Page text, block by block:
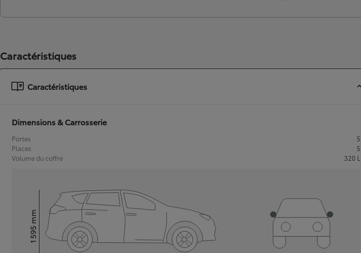
Caractéristiques
Caractéristiques
Dimensions & Carrosserie
Portes
5
Places
5
Volume du coffre
320 L
Hauteur1 595
mm